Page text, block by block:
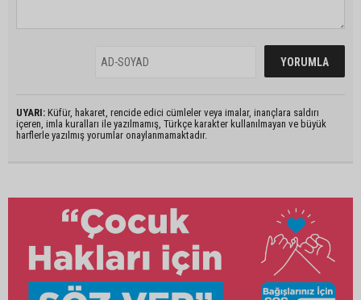
UYARI: Küfür, hakaret, rencide edici cümleler veya imalar, inançlara saldırı
içeren, imla kuralları ile yazılmamış, Türkçe karakter kullanılmayan ve büyük
harflerle yazılmış yorumlar onaylanmamaktadır.